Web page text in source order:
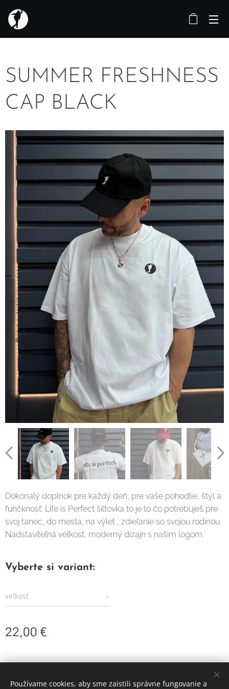
SUMMER FRESHNESS
CAP BLACK
Dokonalý doplnok pre každý deň, pre vaše pohodlie, štýl a
funčknosť. Life is Perfect šiltovka to je to čo potrebuješ pre
svoj tanec, do mesta, na výlet , zdieľanie so svojou rodinou.
Nadstaviteľná veľkosť, moderný dizajn s našim logom.
Vyberte si variant:
veľkosť
22,00 €
Používame cookies, aby sme zaistili správne fungovanie a